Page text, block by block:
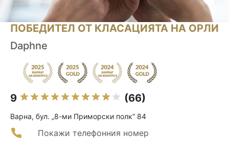
ПОБЕДИТЕЛ ОТ КЛАСАЦИЯТА НА ОРЛИ
Daphne
9 (66)
Варна, бул. „8-ми Приморски полк“ 84
Покажи телефонния номер